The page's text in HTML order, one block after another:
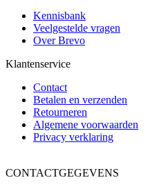
Kennisbank
Veelgestelde vragen
Over Brevo
Klantenservice
Contact
Betalen en verzenden
Retourneren
Algemene voorwaarden
Privacy verklaring
CONTACTGEGEVENS